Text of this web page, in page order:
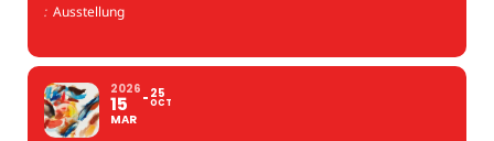
: Ausstellung
2026
15
MAR
25
OCT